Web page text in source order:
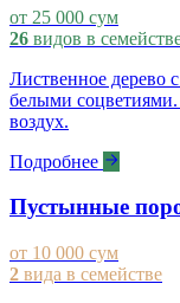
от 25 000 сум
26 видов в
Лиственное дерево
белыми соцветиями.
воздух.
Подробнее
Пустынные
от 10 000 сум
2 вида в семействе